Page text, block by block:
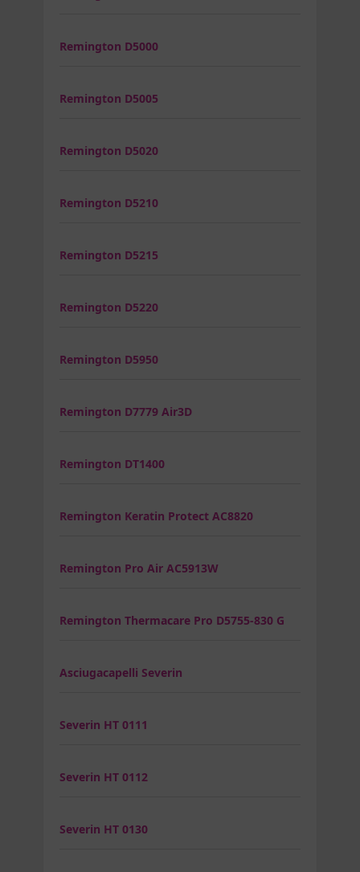
Remington D5000
Remington D5005
Remington D5020
Remington D5210
Remington D5215
Remington D5220
Remington D5950
Remington D7779 Air3D
Remington DT1400
Remington Keratin Protect AC8820
Remington Pro Air AC5913W
Remington Thermacare Pro D5755-830 G
Asciugacapelli Severin
Severin HT 0111
Severin HT 0112
Severin HT 0130